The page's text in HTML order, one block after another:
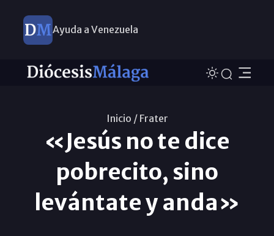
Ayuda a Venezuela
Inicio / Frater
«Jesús no te dice
pobrecito, sino
levántate y anda»